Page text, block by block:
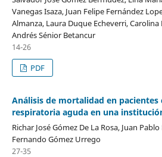
Vanegas Isaza, Juan Felipe Fernández
Almanza, Laura Duque Echeverri,
Andrés Sénior Betancur
14-26
PDF
Análisis de mortalidad en pacientes
respiratoria aguda en una
Richar José Gómez De La Rosa, Juan
Fernando Gómez Urrego
27-35